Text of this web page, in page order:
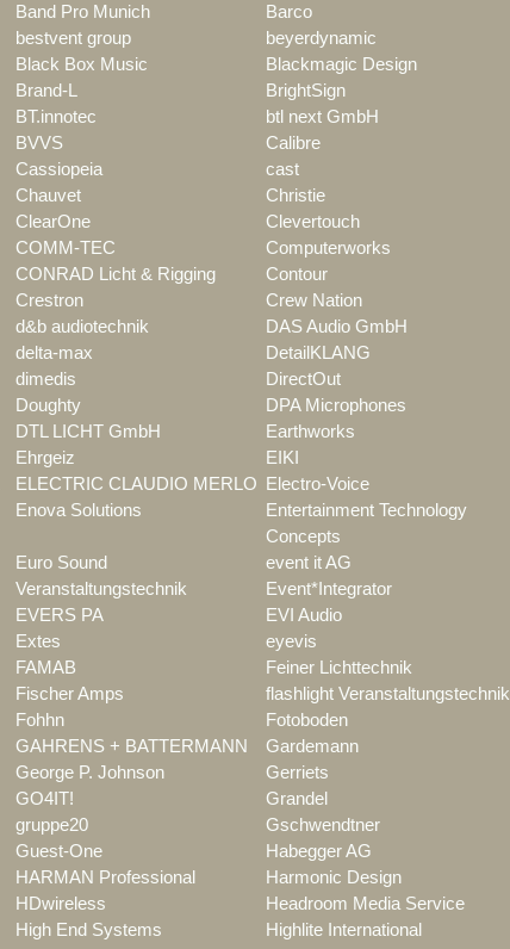
Band Pro Munich
Barco
bestvent group
beyerdynamic
Black Box Music
Blackmagic Design
Brand-L
BrightSign
BT.innotec
btl next GmbH
BVVS
Calibre
Cassiopeia
cast
Chauvet
Christie
ClearOne
Clevertouch
COMM-TEC
Computerworks
CONRAD Licht & Rigging
Contour
Crestron
Crew Nation
d&b audiotechnik
DAS Audio GmbH
delta-max
DetailKLANG
dimedis
DirectOut
Doughty
DPA Microphones
DTL LICHT GmbH
Earthworks
Ehrgeiz
EIKI
ELECTRIC CLAUDIO MERLO
Electro-Voice
Enova Solutions
Entertainment Technology
Concepts
Euro Sound
Veranstaltungstechnik
event it AG
Event*Integrator
EVERS PA
EVI Audio
Extes
eyevis
FAMAB
Feiner Lichttechnik
Fischer Amps
flashlight Veranstaltungstechnik
Fohhn
Fotoboden
GAHRENS + BATTERMANN
Gardemann
George P. Johnson
Gerriets
GO4IT!
Grandel
gruppe20
Gschwendtner
Guest-One
Habegger AG
HARMAN Professional
Harmonic Design
HDwireless
Headroom Media Service
High End Systems
Highlite International